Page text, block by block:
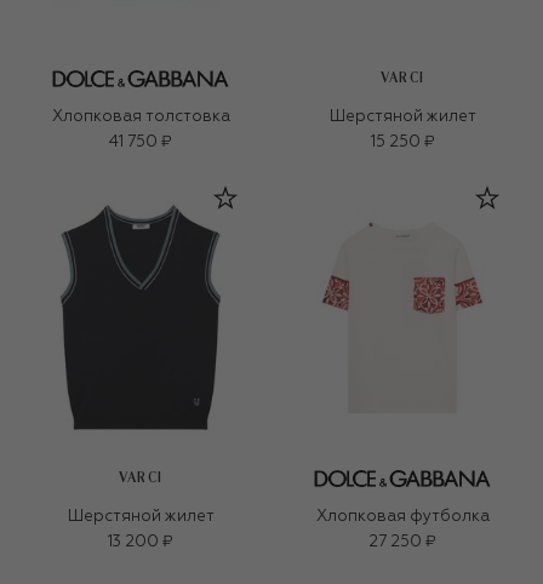
Хлопковая толстовка
41 750 ₽
VARCI
Шерстяной жилет
15 250 ₽
VARCI
Шерстяной жилет
13 200 ₽
Хлопковая футболка
27 250 ₽